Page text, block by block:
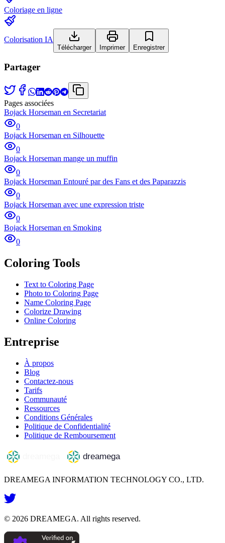
Coloriage en ligne
Colorisation IA
Télécharger Imprimer Enregistrer
Partager
Pages associées
Bojack Horseman en Secretariat
0
Bojack Horseman en Silhouette
0
Bojack Horseman mange un muffin
0
Bojack Horseman Entouré par des Fans et des Paparazzis
0
Bojack Horseman avec une expression triste
0
Bojack Horseman en Smoking
0
Coloring Tools
Text to Coloring Page
Photo to Coloring Page
Name Coloring Page
Colorize Drawing
Online Coloring
Entreprise
À propos
Blog
Contactez-nous
Tarifs
Communauté
Ressources
Conditions Générales
Politique de Confidentialité
Politique de Remboursement
DREAMEGA INFORMATION TECHNOLOGY CO., LTD.
© 2026 DREAMEGA. All rights reserved.